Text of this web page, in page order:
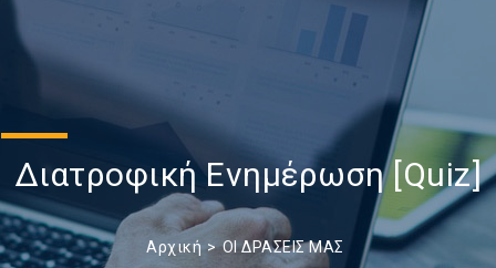
Διατροφική Ενημέρωση [Quiz]
Αρχική ΟΙ ΔΡΑΣΕΙΣ ΜΑΣ